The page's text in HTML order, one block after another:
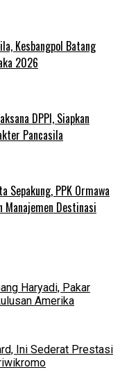
Kesbangpol Batang
2026
DPPI, Siapkan
Pancasila
Sepakung, PPK Ormawa
Manajemen Destinasi
Haryadi, Pakar
Amerika
Ini Sederat Prestasi